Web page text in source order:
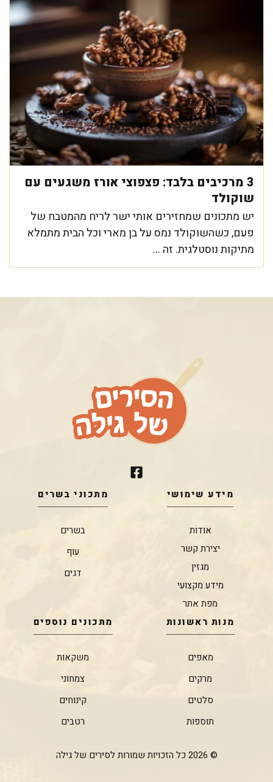
3 מרכיבים בלבד: פצפוצי אורז משגעים עם
שוקולד
יש מתכונים שמחזירים אותי ישר לריח מהמטבח של
פעם, כשהשוקולד נמס על בן מארי וכל הבית מתמלא
מתיקות נוסטלגית. זה ...
מידע שימושי
אודות
יצירת קשר
מגזין
מידע מקצועי
מפת אתר
מתכוני בשרים
בשרים
עוף
דגים
מנות ראשונות
מאפים
מרקים
סלטים
תוספות
מתכונים נוספים
משקאות
צמחוני
קינוחים
רטבים
© 2026 כל הזכויות שמורות לסירים של גילה